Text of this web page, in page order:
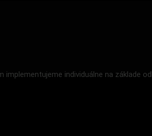
individuálne na základe